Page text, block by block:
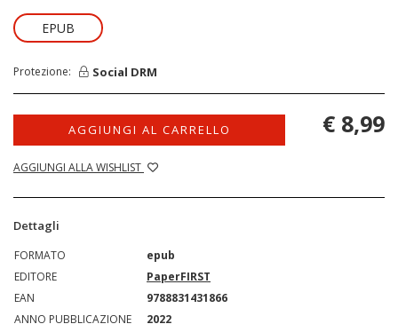
EPUB
Protezione: Social DRM
AGGIUNGI AL CARRELLO
AGGIUNGI ALLA WISHLIST
€ 8,99
Dettagli
FORMATO
epub
EDITORE
PaperFIRST
EAN
9788831431866
ANNO PUBBLICAZIONE
2022